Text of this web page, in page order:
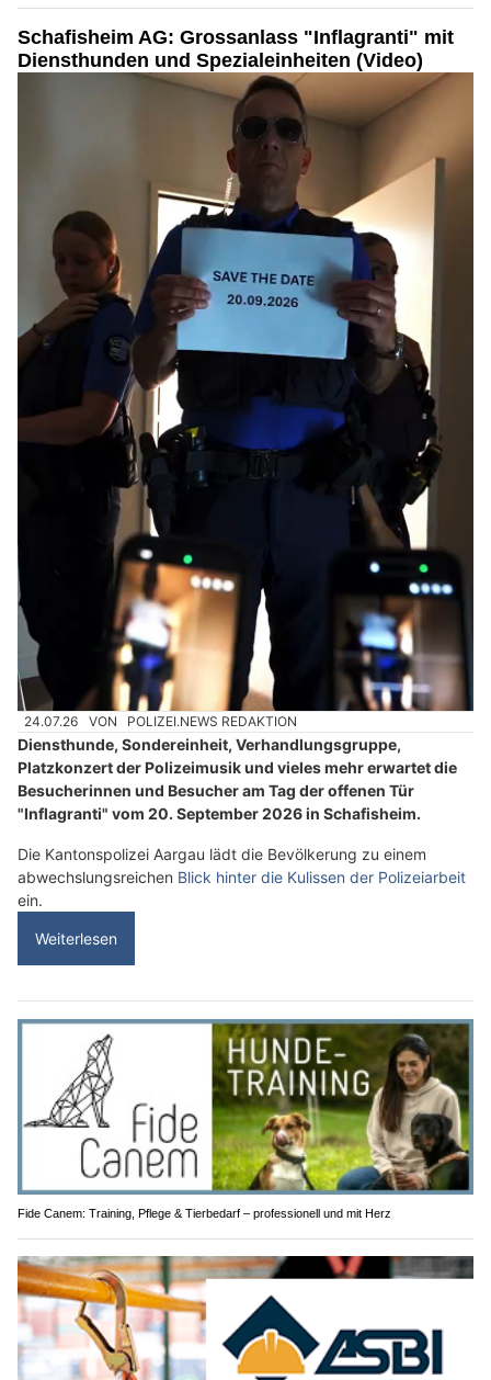
Schafisheim AG: Grossanlass "Inflagranti" mit
Diensthunden und Spezialeinheiten (Video)
24.07.26 VON POLIZEI.NEWS REDAKTION
Diensthunde, Sondereinheit, Verhandlungsgruppe,
Platzkonzert der Polizeimusik und vieles mehr erwartet die
Besucherinnen und Besucher am Tag der offenen Tür
"Inflagranti" vom 20. September 2026 in Schafisheim.
Die Kantonspolizei Aargau lädt die Bevölkerung zu einem
abwechslungsreichen Blick hinter die Kulissen der Polizeiarbeit
ein.
Weiterlesen
Fide Canem: Training, Pflege & Tierbedarf – professionell und mit Herz